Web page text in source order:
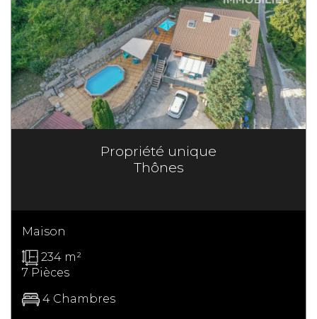
Propriété unique
Thônes
Maison
234 m²
7 Pièces
4 Chambres